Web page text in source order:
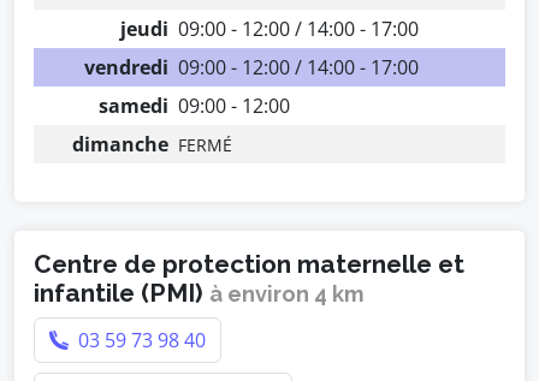
jeudi 09:00 - 12:00 / 14:00 - 17:00
vendredi 09:00 - 12:00 / 14:00 - 17:00
samedi 09:00 - 12:00
dimanche FERMÉ
Centre de protection maternelle et
infantile (PMI) à environ 4 km
03 59 73 98 40